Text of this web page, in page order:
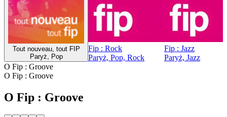
Tout nouveau, tout FIP
Paryż, Pop
Fip : Rock
Paryż, Pop, Rock
Fip : Jazz
Paryż, Jazz
O Fip : Groove
O Fip : Groove
O Fip : Groove